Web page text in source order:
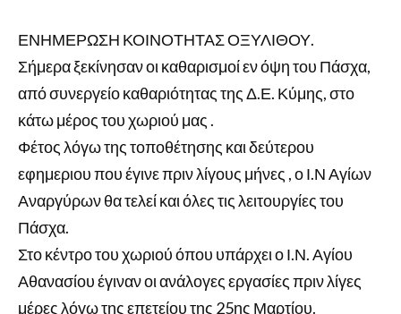
ΕΝΗΜΕΡΩΣΗ ΚΟΙΝΟΤΗΤΑΣ ΟΞΥΛΙΘΟΥ.
Σήμερα ξεκίνησαν οι καθαρισμοί εν όψη του Πάσχα,
από συνεργείο καθαριότητας της Δ.Ε. Κύμης, στο
κάτω μέρος του χωριού μας .
Φέτος λόγω της τοποθέτησης και δεύτερου
εφημεριου που έγινε πριν λίγους μήνες , ο Ι.Ν Αγίων
Αναργύρων θα τελεί και όλες τις λειτουργίες του
Πάσχα.
Στο κέντρο του χωριού όπου υπάρχει ο Ι.Ν. Αγίου
Αθανασίου έγιναν οι ανάλογες εργασίες πριν λίγες
μέρες λόγω της επετείου της 25ης Μαρτίου.